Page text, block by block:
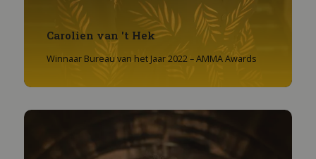
Carolien van 't Hek
Winnaar Bureau van het Jaar 2022 – AMMA Awards